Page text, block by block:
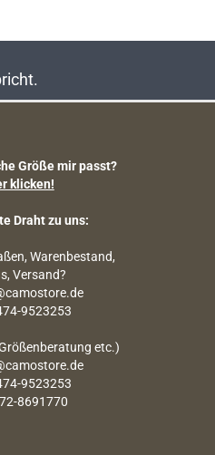
Größe mir passt?
klicken!
Draht zu uns:
Warenbestand,
Versand?
9523253
etc.)
9523253
8691770